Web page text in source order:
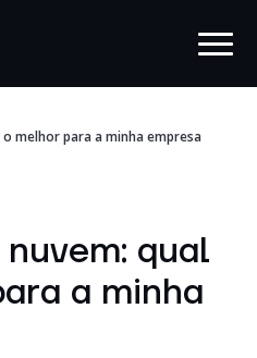
melhor para a minha empresa
qual
a minha